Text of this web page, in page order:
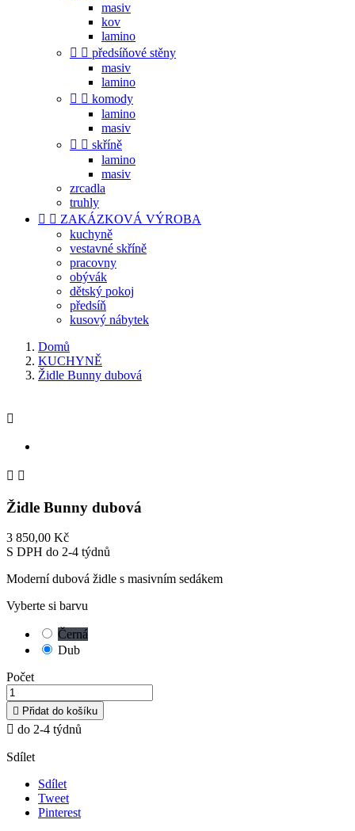
masiv
kov
lamino
  předsíňové stěny
masiv
lamino
  komody
lamino
masiv
  skříně
lamino
masiv
zrcadla
truhly
  ZAKÁZKOVÁ VÝROBA
kuchyně
vestavné skříně
pracovny
obývák
dětský pokoj
předsíň
kusový nábytek
Domů
KUCHYNĚ
Židle Bunny dubová

 
Židle Bunny dubová
3 850,00 Kč
S DPH do 2-4 týdnů
Moderní dubová židle s masivním sedákem
Vyberte si barvu
Černá
Dub
Počet
 Přidat do košíku
 do 2-4 týdnů
Sdílet
Sdílet
Tweet
Pinterest